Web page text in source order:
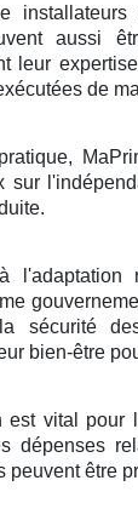
aussi
leur
de
sur
l'adaptation
sécurité
bien-être
est vital pour
dépenses
peuvent être